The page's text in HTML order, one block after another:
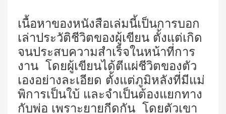
เนื้อหาของหนังสือเล่มนี้เป็นการบอก
เล่าประวัติชีวิตของผู้เขียน ตั้งแต่เกิด
จนประสบความสำเร็จในหน้าที่การ
งาน โดยผู้เขียนได้ตีแผ่ชีวิตของตัว
เองอย่างละเอียด ตั้งแต่ภูมิหลังที่มีแม่
พิการเป็นใบ้ และจำเป็นต้องแยกทาง
กับพ่อ เพราะยายกีดกัน โดยตัวเขา